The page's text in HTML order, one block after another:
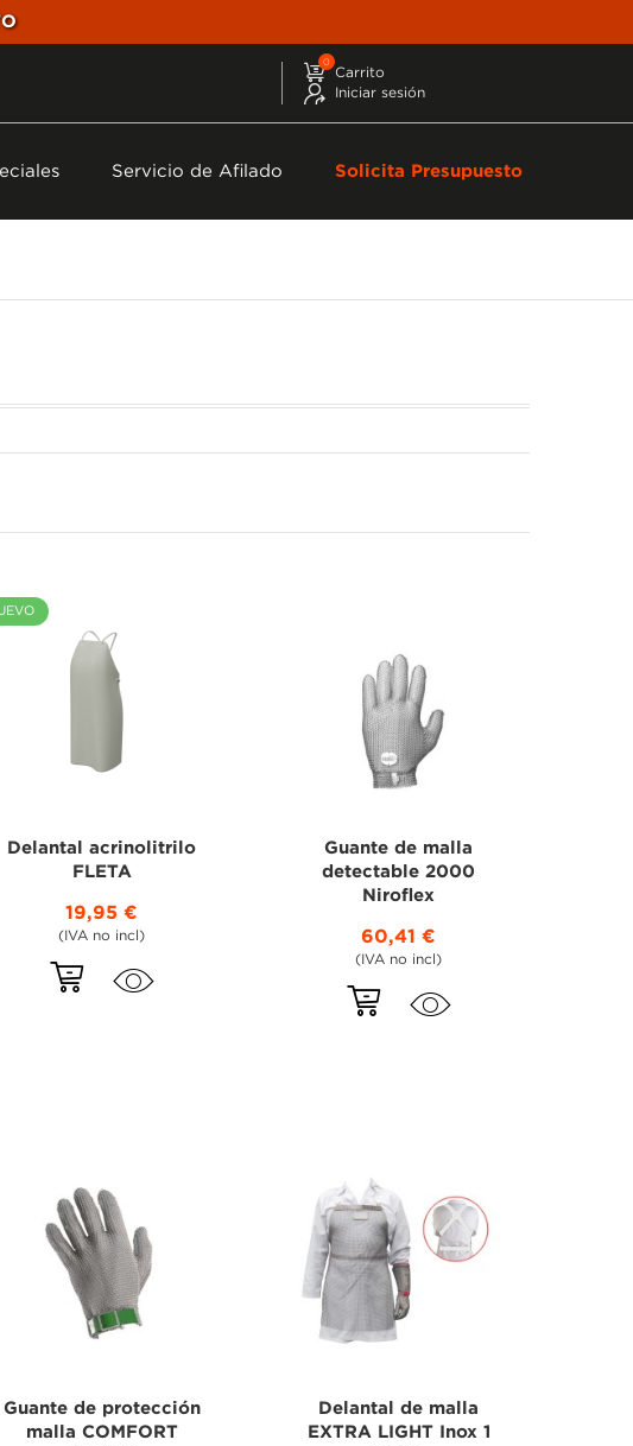
0
Carrito
Iniciar sesión
Servicio de Afilado Solicita Presupuesto
Delantal acrinolitrilo
FLETA
19,95 €
(IVA no incl)
Guante de malla
detectable 2000
Niroflex
60,41 €
(IVA no incl)
Guante de protección
malla COMFORT
Delantal de malla
EXTRA LIGHT Inox 1